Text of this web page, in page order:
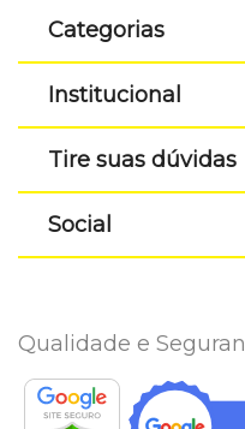
Categorias
Institucional
Tire suas dúvidas
Social
Qualidade e